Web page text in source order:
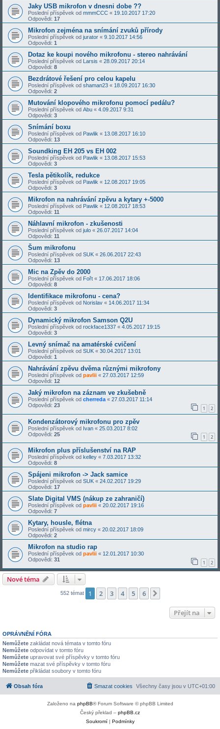
Jaky USB mikrofon v dnesni dobe ??
Poslední příspěvek od mmmCCC « 19.10.2017 17:20
Odpovědi: 17
Mikrofon zejména na snímání zvuků přírody
Poslední příspěvek od jurator « 9.10.2017 14:56
Odpovědi: 1
Dotaz ke koupi nového mikrofonu - stereo nahrávání
Poslední příspěvek od Larsis « 28.09.2017 20:14
Odpovědi: 8
Bezdrátové řešení pro celou kapelu
Poslední příspěvek od shaman23 « 18.09.2017 16:30
Odpovědi: 2
Mutování klopového mikrofonu pomocí pedálu?
Poslední příspěvek od Abu « 4.09.2017 9:31
Odpovědi: 3
Snímání boxu
Poslední příspěvek od Pawlik « 13.08.2017 16:10
Odpovědi: 13
Soundking EH 205 vs EH 002
Poslední příspěvek od Pawlik « 13.08.2017 15:53
Odpovědi: 3
Tesla pětikolík, redukce
Poslední příspěvek od Pawlik « 12.08.2017 19:05
Odpovědi: 3
Mikrofon na nahrávání zpěvu a kytary +-5000
Poslední příspěvek od Pawlik « 12.08.2017 18:53
Odpovědi: 11
Náhlavní mikrofon - zkušenosti
Poslední příspěvek od julo « 26.07.2017 14:04
Odpovědi: 11
Šum mikrofonu
Poslední příspěvek od SUK « 26.06.2017 22:43
Odpovědi: 13
Mic na Zpěv do 2000
Poslední příspěvek od Fořt « 17.06.2017 18:06
Odpovědi: 8
Identifikace mikrofonu - cena?
Poslední příspěvek od Norislav « 14.06.2017 11:34
Odpovědi: 3
Dynamický mikrofon Samson Q2U
Poslední příspěvek od rockface1337 « 4.05.2017 19:15
Odpovědi: 3
Levný snímač na amatérské cvičení
Poslední příspěvek od SUK « 30.04.2017 13:01
Odpovědi: 1
Nahrávání zpěvu dvěma různými mikrofony
Poslední příspěvek od pavlii « 27.03.2017 12:59
Odpovědi: 12
Jaký mikrofon na záznam ve zkušebně
Poslední příspěvek od cherreda « 27.03.2017 11:14
Odpovědi: 23 1 2
Kondenzátorový mikrofonu pro zpěv
Poslední příspěvek od Ivan « 25.03.2017 8:02
Odpovědi: 25 1 2
Mikrofon plus příslušenství na RAP
Poslední příspěvek od kelley « 7.03.2017 13:32
Odpovědi: 8
Spájeni mikrofon -> Jack samice
Poslední příspěvek od SUK « 24.02.2017 19:29
Odpovědi: 17
Slate Digital VMS (nákup ze zahraničí)
Poslední příspěvek od pavlii « 20.02.2017 19:16
Odpovědi: 7
Kytary, housle, flétna
Poslední příspěvek od mircy « 20.02.2017 18:09
Odpovědi: 2
Mikrofon na studio rap
Poslední příspěvek od pavlii « 12.01.2017 10:30
Odpovědi: 31 1 2
Nové téma
552 témat 1 2 3 4 5 6
Přejít na
OPRÁVNĚNÍ FÓRA
Nemůžete zakládat nová témata v tomto fóru
Nemůžete odpovídat v tomto fóru
Nemůžete upravovat své příspěvky v tomto fóru
Nemůžete mazat své příspěvky v tomto fóru
Nemůžete přikládat soubory v tomto fóru
Obsah fóra Všechny časy jsou v UTC+01:00
Smazat cookies
Založeno na phpBB® Forum Software © phpBB Limited
Český překlad – phpBB.cz
Soukromí| Podmínky